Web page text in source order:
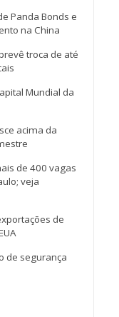
Panda Bonds e
na China
troca de até
Mundial da
acima da
de 400 vagas
veja
de
de segurança